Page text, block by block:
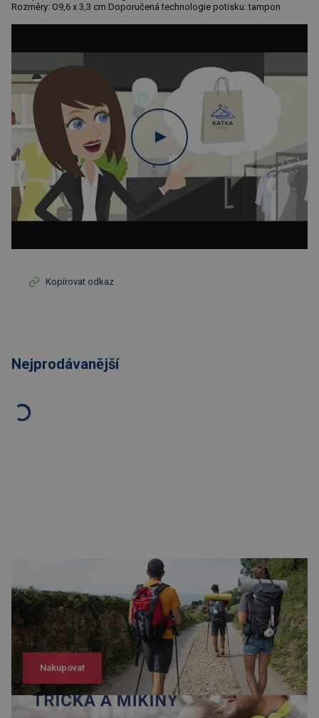
Rozměry: O9,6 x 3,3 cm Doporučená technologie potisku: tampon
Kopírovat odkaz
Nejprodávanější
Nakupovat